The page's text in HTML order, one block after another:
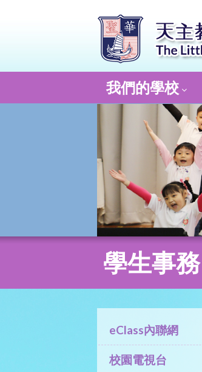
我們的學校
學生事務
eClass內聯網
校園電視台